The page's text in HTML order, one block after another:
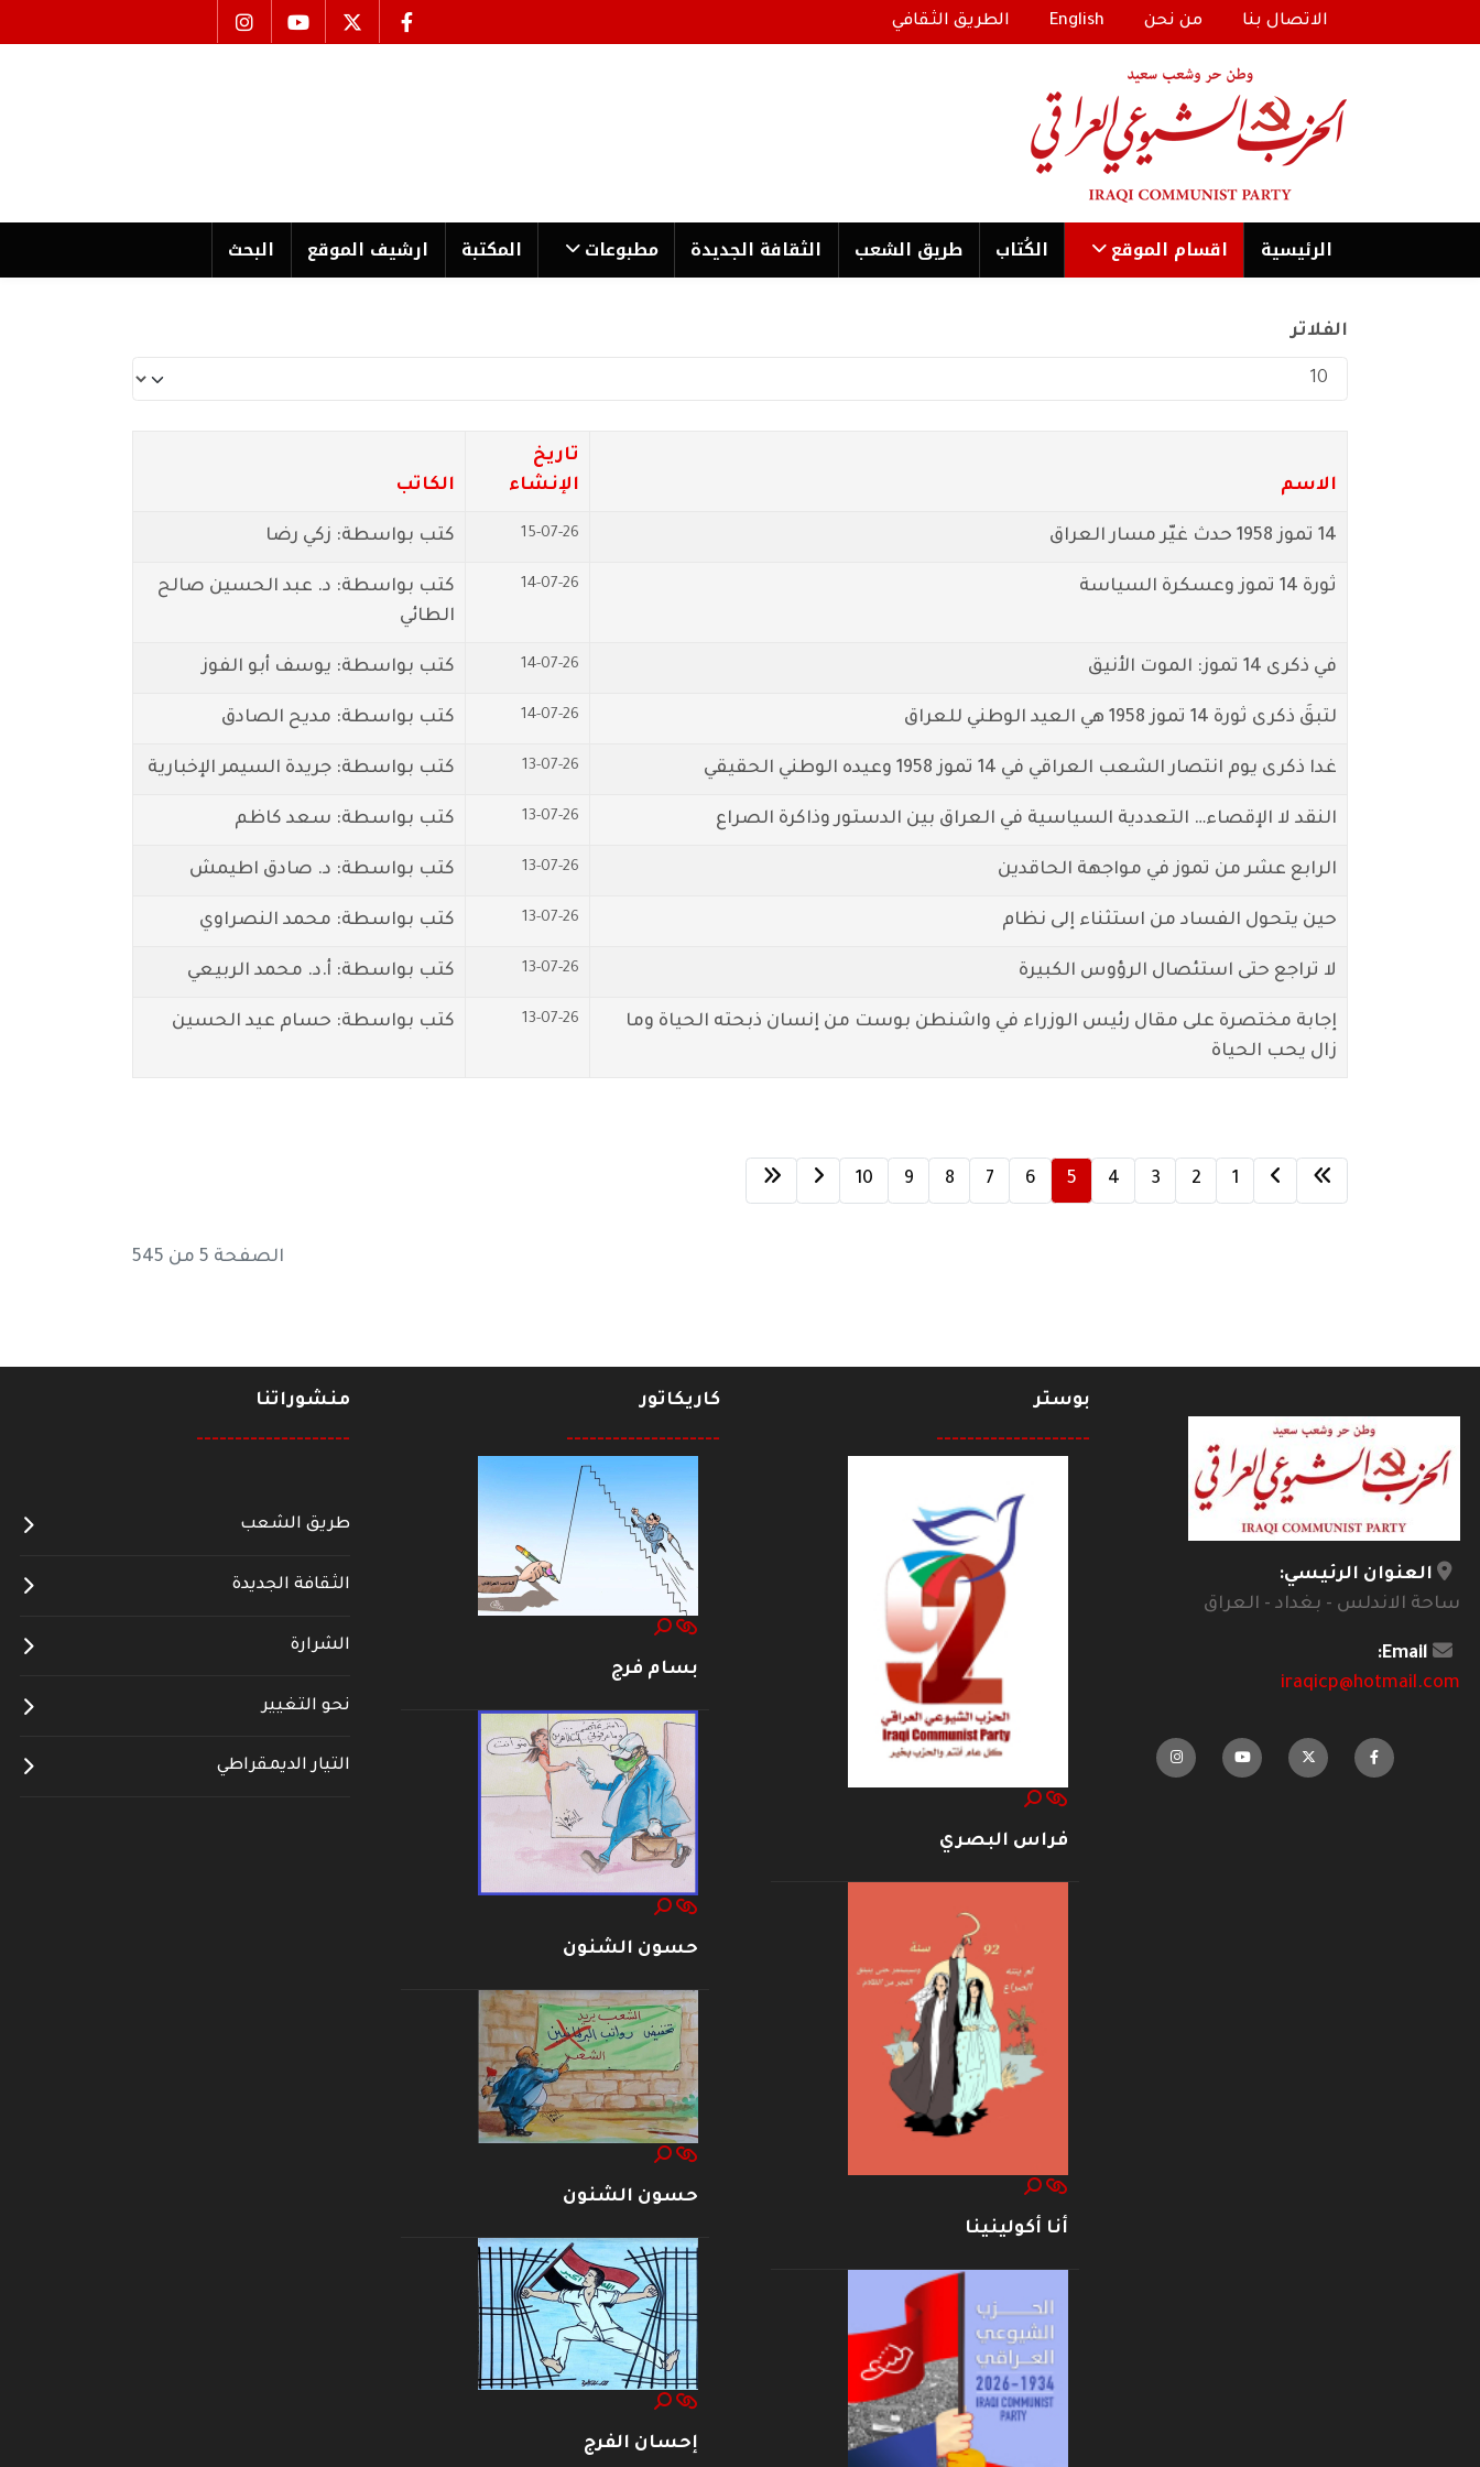
الاتصال بنا من نحن English الطريق الثقافي
الرئیسية اقسام الموقع الكُتاب طریق الشعب الثقافة الجدیدة مطبوعات المكتبة ارشیف الموقع البحث
الفلاتر
عدد الإظهارات:
الاسم
تاريخ
الإنشاء
الكاتب
14 تموز 1958 حدث غيّر مسار العراق 15-07-26 كتب بواسطة: زكي رضا
ثورة 14 تموز وعسكرة السياسة 14-07-26
كتب بواسطة: د. عبد الحسين صالح
الطائي
في ذكرى 14 تموز: الموت الأنيق 14-07-26 كتب بواسطة: يوسف أبو الفوز
لتبقَ ذكرى ثورة 14 تموز 1958 هي العيد الوطني للعراق 14-07-26 كتب بواسطة: مديح الصادق
غدا ذكرى يوم انتصار الشعب العراقي في 14 تموز 1958 وعيده الوطني الحقيقي 13-07-26 كتب بواسطة: جريدة السيمر الإخبارية
النقد لا الإقصاء… التعددية السياسية في العراق بين الدستور وذاكرة الصراع 13-07-26 كتب بواسطة: سعد كاظم
الرابع عشر من تموز في مواجهة الحاقدين 13-07-26 كتب بواسطة: د. صادق اطيمش
حين يتحول الفساد من استثناء إلى نظام 13-07-26 كتب بواسطة: محمد النصراوي
لا تراجع حتى استئصال الرؤوس الكبيرة 13-07-26 كتب بواسطة: أ.د. محمد الربيعي
إجابة مختصرة على مقال رئيس الوزراء في واشنطن بوست من إنسان ذبحته الحياة وما
زال يحب الحياة
13-07-26 كتب بواسطة: حسام عيد الحسين
1
2
3
4
5
6
7
8
9
10
الصفحة 5 من 545
العنوان الرئيسي:
ساحة الاندلس - بغداد - العراق
Email:
iraqicp@hotmail.com
بوستر
--------------------
فراس البصري
أنا أكولينينا
كاريكاتور
--------------------
بسام فرج
حسون الشنون
حسون الشنون
إحسان الفرج
منشوراتنا
--------------------
طريق الشعب
الثقافة الجديدة
الشرارة
نحو التغيير
التيار الديمقراطي